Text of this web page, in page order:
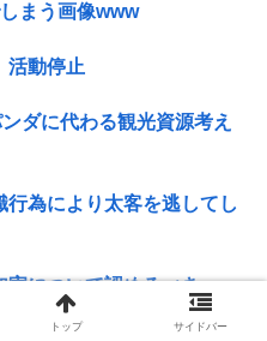
まう画像www
活動停止
ダに代わる観光資源考え
為により太客を逃してし
害について認めるべき
トップ サイドバー